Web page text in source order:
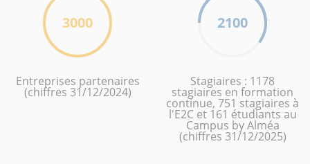
3000
Entreprises partenaires
(chiffres 31/12/2024)
2100
Stagiaires : 1178
stagiaires en formation
continue, 751 stagiaires à
l'E2C et 161 étudiants au
Campus by Alméa
(chiffres 31/12/2025)